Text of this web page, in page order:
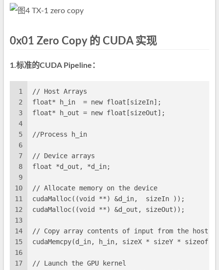
0x01 Zero Copy 的 CUDA 实现
1.标准的CUDA Pipeline：
1
2
3
4
5
6
7
8
9
10
11
12
13
14
15
16
17
// Host Arrays
float* h_in  = new float[sizeIn];
float* h_out = new float[sizeOut];
//Process h_in
// Device arrays
float *d_out, *d_in;
// Allocate memory on the device
cudaMalloc((void **) &d_in,  sizeIn ));
cudaMalloc((void **) &d_out, sizeOut));
// Copy array contents of input from the host
cudaMemcpy(d_in, h_in, sizeX * sizeY *
// Launch the GPU kernel